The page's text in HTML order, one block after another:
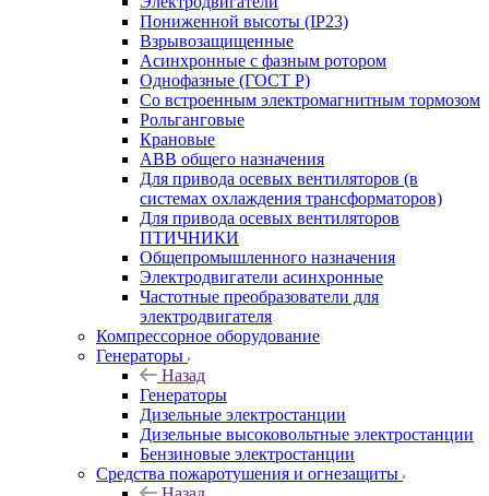
Пониженной высоты (IP23)
Взрывозащищенные
Асинхронные с фазным ротором
Однофазные (ГОСТ Р)
Со встроенным электромагнитным тормозом
Рольганговые
Крановые
АВВ общего назначения
Для привода осевых вентиляторов (в
системах охлаждения трансформаторов)
Для привода осевых вентиляторов
ПТИЧНИКИ
Общепромышленного назначения
Электродвигатели асинхронные
Частотные преобразователи для
электродвигателя
Компрессорное оборудование
Генераторы
Назад
Генераторы
Дизельные электростанции
Дизельные высоковольтные электростанции
Бензиновые электростанции
Средства пожаротушения и огнезащиты